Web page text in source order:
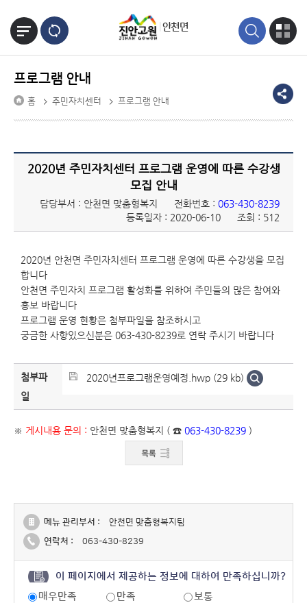
안천면
프로그램 안내
홈 주민자치센터 프로그램 안내
2020년 주민자치센터 프로그램 운영에 따른 수강생
모집 안내
담당부서 : 안천면 맞춤형복지 전화번호 : 063-430-8239
등록일자 : 2020-06-10
조회 : 512
2020년 안천면 주민자치센터 프로그램 운영에 따른 수강생을 모집
합니다
안천면 주민자치 프로그램 활성화를 위하여 주민들의 많은 참여와
홍보 바랍니다
프로그램 운영 현황은 첨부파일을 참조하시고
궁금한 사항있으신분은 063-430-8239로 연락 주시기 바랍니다
첨부파
일
2020년프로그램운영예정.hwp (29 kb)
※ 게시내용 문의 : 안천면 맞춤형복지 ( ☎ 063-430-8239 )
메뉴 관리부서 :
안천면 맞춤형복지팀
연락처 :
063-430-8239
이 페이지에서 제공하는 정보에 대하여 만족하십니까?
매우만족
만족
보통